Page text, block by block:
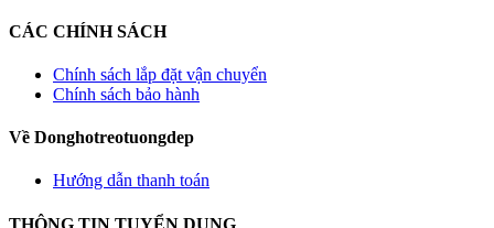
CÁC CHÍNH SÁCH
Chính sách lắp đặt vận chuyển
Chính sách bảo hành
Về Donghotreotuongdep
Hướng dẫn thanh toán
THÔNG TIN TUYỂN DỤNG